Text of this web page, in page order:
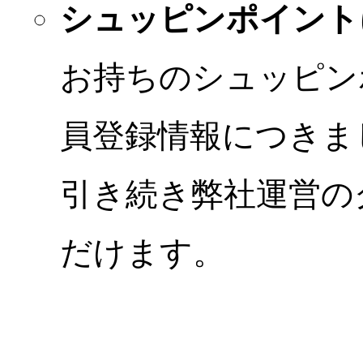
シュッピンポイン
お持ちのシュッピ
員登録情報につき
引き続き弊社運営
だけます。